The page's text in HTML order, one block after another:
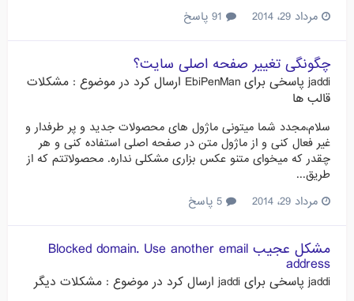
مرداد 29، 2014
چگونگی تغییر صفحه اصلی سایت؟
jaddiپاسخی برای EbiPenMan ارسال کرد در موضوع : مشکلات
قالب ها
سلام،مجدد شما میتونی ماژول های محصولات جدید و پر طرفدار و
غیر فعال کنی و از ماژول متن در صفحه اصلی استفاده کنی و هر
چقدر که میخوای متنو عکس بزاری مشکلی نداره. محصولاتتم که از
طریق...
مرداد 29، 2014
مشکل عجیب Blocked domain. Use another email
address
jaddiپاسخی برای jaddiارسال کرد در موضوع : مشکلات دیگر